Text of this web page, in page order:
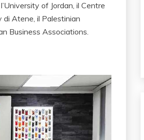
of Jordan, il Centre
Atene, il Palestinian
Business Associations.